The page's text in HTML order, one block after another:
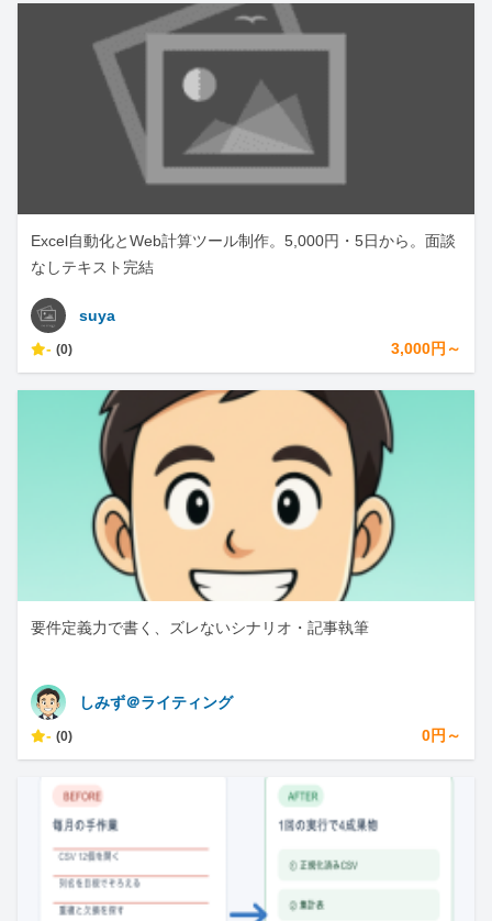
Excel自動化とWeb計算ツール制作。5,000円・5日から。面談
なしテキスト完結
suya
- (0) 3,000円～
要件定義力で書く、ズレないシナリオ・記事執筆
しみず＠ライティング
- (0) 0円～